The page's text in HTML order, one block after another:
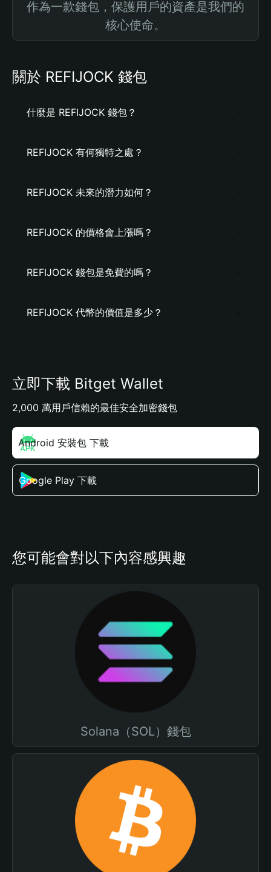
作為一款錢包，保護用戶的資產是我們的
核心使命。
關於 REFIJOCK 錢包
什麼是 REFIJOCK 錢包？
REFIJOCK 有何獨特之處？
REFIJOCK 未來的潛力如何？
REFIJOCK 的價格會上漲嗎？
REFIJOCK 錢包是免費的嗎？
REFIJOCK 代幣的價值是多少？
立即下載 Bitget Wallet
2,000 萬用戶信賴的最佳安全加密錢包
Android 安裝包 下載
Google Play 下載
您可能會對以下內容感興趣
Solana（SOL）錢包